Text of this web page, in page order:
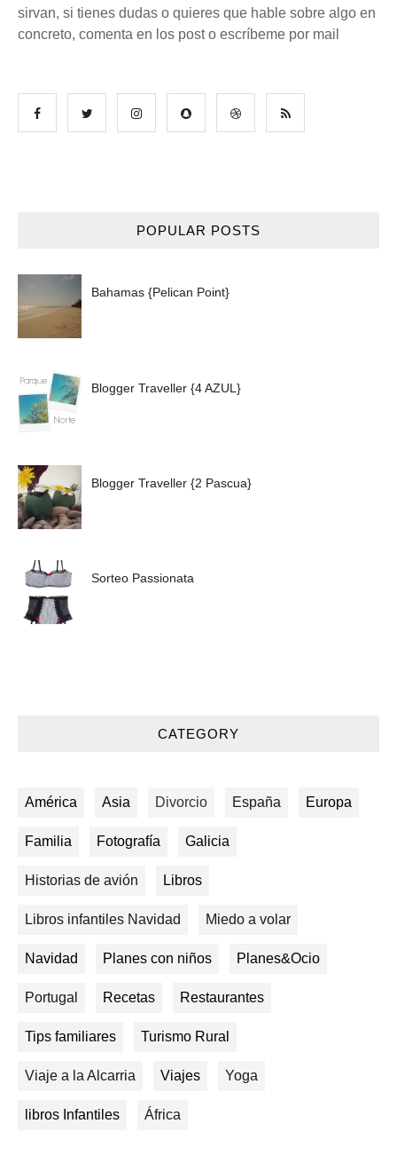
sirvan, si tienes dudas o quieres que hable sobre algo en
concreto, comenta en los post o escríbeme por mail
POPULAR POSTS
Bahamas {Pelican Point}
Blogger Traveller {4 AZUL}
Blogger Traveller {2 Pascua}
Sorteo Passionata
CATEGORY
América Asia Divorcio España Europa
Familia Fotografía Galicia
Historias de avión Libros
Libros infantiles Navidad Miedo a volar
Navidad Planes con niños Planes&Ocio
Portugal Recetas Restaurantes
Tips familiares Turismo Rural
Viaje a la Alcarria Viajes Yoga
libros Infantiles África